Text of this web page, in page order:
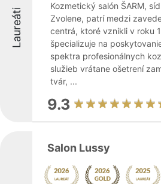
Laureáti
Kozmetický salón ŠARM,
Zvolene, patrí medzi
centrá, ktoré vznikli v roku
špecializuje na
spektra profesionálnych
služieb vrátane ošetrení
tvár, ...
9.3
Salon Lussy